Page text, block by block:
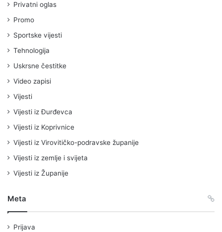
Privatni oglas
Promo
Sportske vijesti
Tehnologija
Uskrsne čestitke
Video zapisi
Vijesti
Vijesti iz Đurđevca
Vijesti iz Koprivnice
Vijesti iz Virovitičko-podravske županije
Vijesti iz zemlje i svijeta
Vijesti iz Županije
Meta
Prijava